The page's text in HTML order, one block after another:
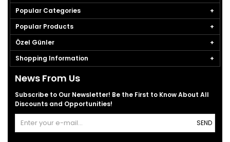
Popular Categories
Popular Products
Özel Günler
Shopping Information
News From Us
Subscribe to Our Newsletter! Be the First to Know About All
Discounts and Opportunities!
SEND